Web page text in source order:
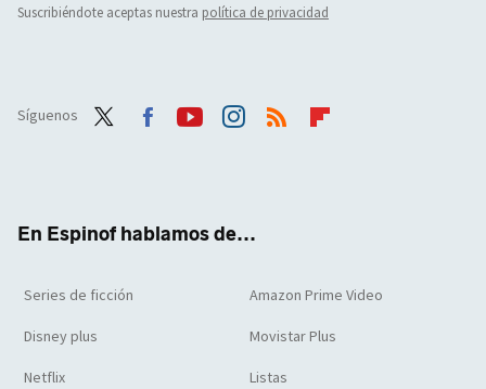
Suscribiéndote aceptas nuestra política de privacidad
Síguenos
En Espinof hablamos de...
Series de ficción Amazon Prime Video
Disney plus Movistar Plus
Netflix Listas